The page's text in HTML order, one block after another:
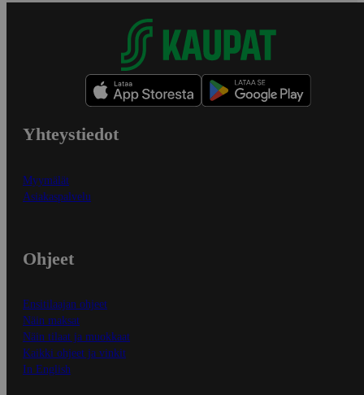
Yhteystiedot
Myymälät
Asiakaspalvelu
Ohjeet
Ensitilaajan ohjeet
Näin maksat
Näin tilaat ja muokkaat
Kaikki ohjeet ja vinkit
In English